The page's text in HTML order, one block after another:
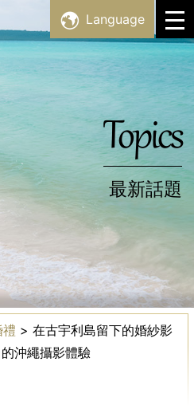
設施・景點一覽
題
Language
Topics
最新話題
> 在古宇利島留下的婚紗影
沖繩攝影體驗